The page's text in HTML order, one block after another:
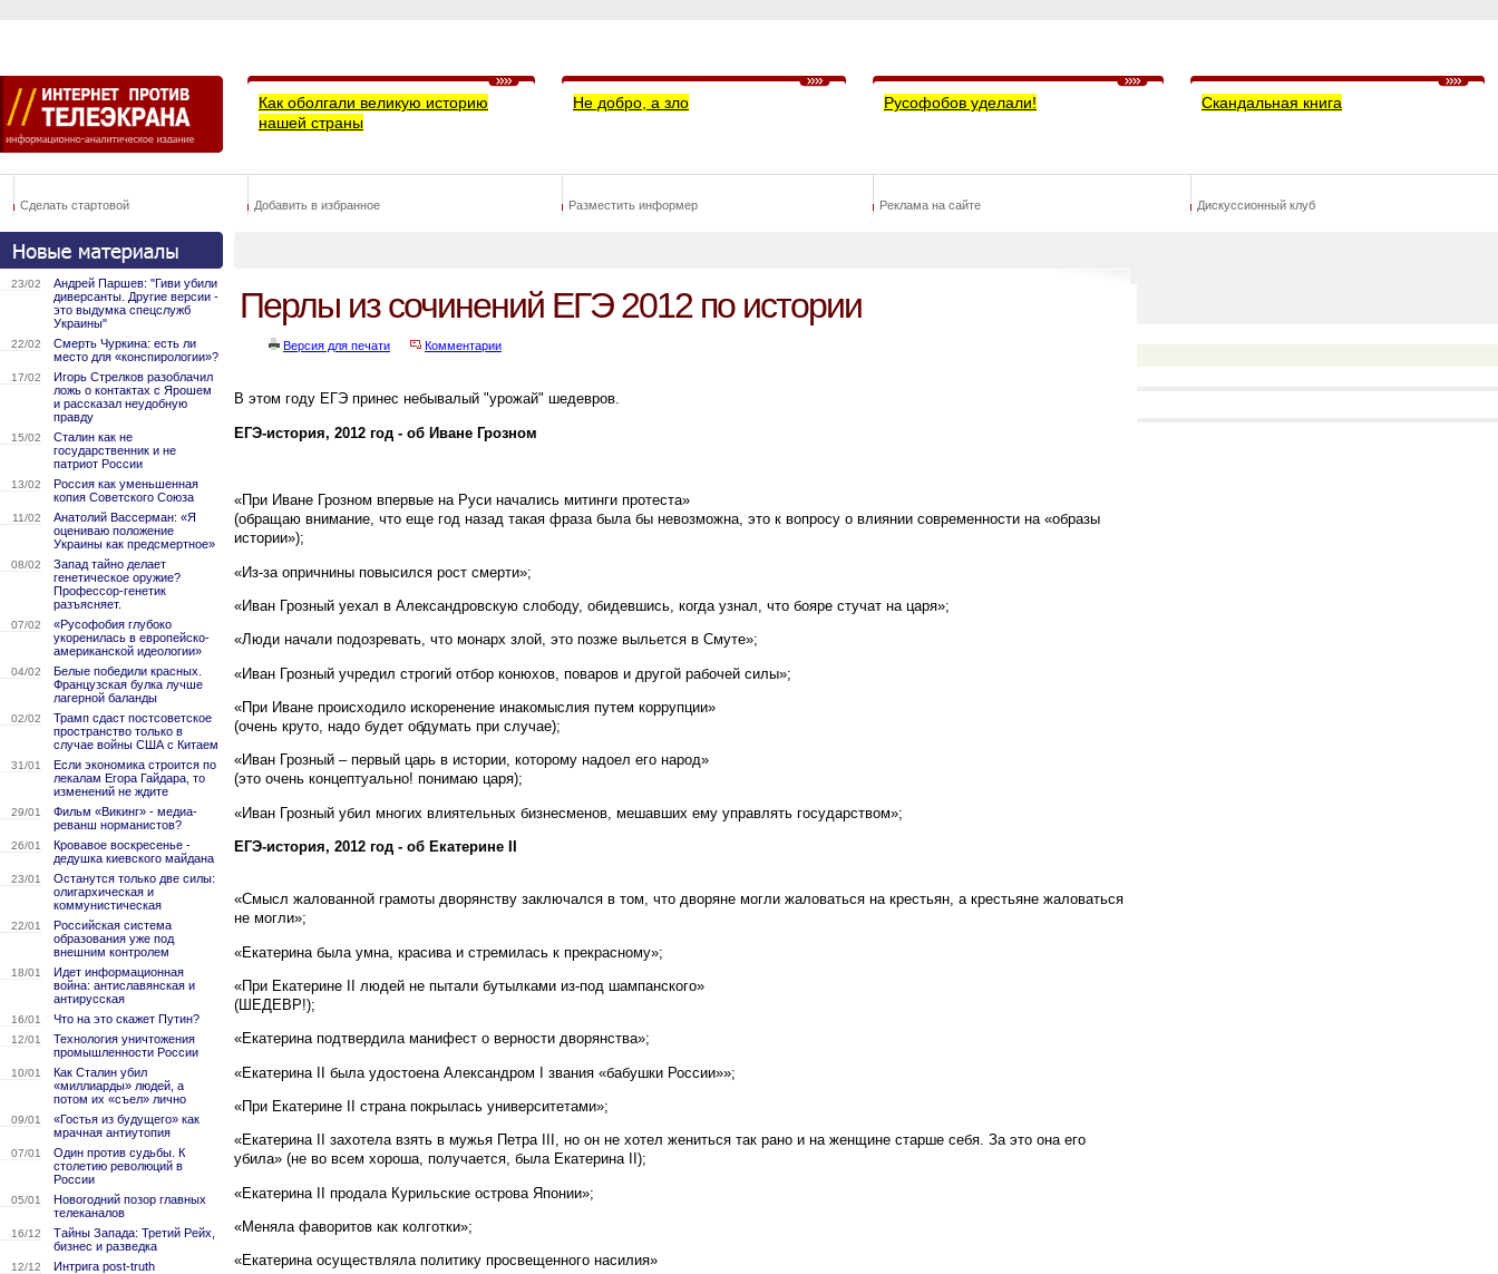
Как оболгали великую историю
нашей страны
Не добро, а зло Русофобов уделали! Скандальная книга
Сделать стартовой Добавить в избранное Разместить информер Реклама на сайте Дискуссионный клуб
23/02
Андрей Паршев: "Гиви убили
диверсанты. Другие версии -
это выдумка спецслужб
Украины"
22/02
Смерть Чуркина: есть ли
место для «конспирологии»?
17/02
Игорь Стрелков разоблачил
ложь о контактах с Ярошем
и рассказал неудобную
правду
15/02
Сталин как не
государственник и не
патриот России
13/02
Россия как уменьшенная
копия Советского Союза
11/02
Анатолий Вассерман: «Я
оцениваю положение
Украины как предсмертное»
08/02
Запад тайно делает
генетическое оружие?
Профессор-генетик
разъясняет.
07/02
«Русофобия глубоко
укоренилась в европейско-
американской идеологии»
04/02
Белые победили красных.
Французская булка лучше
лагерной баланды
02/02
Трамп сдаст постсоветское
пространство только в
случае войны США с Китаем
31/01
Если экономика строится по
лекалам Егора Гайдара, то
изменений не ждите
29/01
Фильм «Викинг» - медиа-
реванш норманистов?
26/01
Кровавое воскресенье -
дедушка киевского майдана
23/01
Останутся только две силы:
олигархическая и
коммунистическая
22/01
Российская система
образования уже под
внешним контролем
18/01
Идет информационная
война: антиславянская и
антирусская
16/01 Что на это скажет Путин?
12/01
Технология уничтожения
промышленности России
10/01
Как Сталин убил
«миллиарды» людей, а
потом их «съел» лично
09/01
«Гостья из будущего» как
мрачная антиутопия
07/01
Один против судьбы. К
столетию революций в
России
05/01
Новогодний позор главных
телеканалов
16/12
Тайны Запада: Третий Рейх,
бизнес и разведка
12/12 Интрига post-truth
Перлы из сочинений ЕГЭ 2012 по истории
Версия для печати Комментарии
В этом году ЕГЭ принес небывалый "урожай" шедевров.
ЕГЭ-история, 2012 год - об Иване Грозном
«При Иване Грозном впервые на Руси начались митинги протеста»
(обращаю внимание, что еще год назад такая фраза была бы невозможна, это к вопросу о влиянии современности на «образы
истории»);
«Из-за опричнины повысился рост смерти»;
«Иван Грозный уехал в Александровскую слободу, обидевшись, когда узнал, что бояре стучат на царя»;
«Люди начали подозревать, что монарх злой, это позже выльется в Смуте»;
«Иван Грозный учредил строгий отбор конюхов, поваров и другой рабочей силы»;
«При Иване происходило искоренение инакомыслия путем коррупции»
(очень круто, надо будет обдумать при случае);
«Иван Грозный – первый царь в истории, которому надоел его народ»
(это очень концептуально! понимаю царя);
«Иван Грозный убил многих влиятельных бизнесменов, мешавших ему управлять государством»;
ЕГЭ-история, 2012 год - об Екатерине II
«Смысл жалованной грамоты дворянству заключался в том, что дворяне могли жаловаться на крестьян, а крестьяне жаловаться
не могли»;
«Екатерина была умна, красива и стремилась к прекрасному»;
«При Екатерине II людей не пытали бутылками из-под шампанского»
(ШЕДЕВР!);
«Екатерина подтвердила манифест о верности дворянства»;
«Екатерина II была удостоена Александром I звания «бабушки России»»;
«При Екатерине II страна покрылась университетами»;
«Екатерина II захотела взять в мужья Петра III, но он не хотел жениться так рано и на женщине старше себя. За это она его
убила» (не во всем хороша, получается, была Екатерина II);
«Екатерина II продала Курильские острова Японии»;
«Меняла фаворитов как колготки»;
«Екатерина осуществляла политику просвещенного насилия»